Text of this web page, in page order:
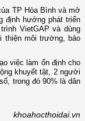
TP Hòa Bình và mở
định hướng phát triển
VietGAP và dùng
thiện môi trường, bảo
việc làm ổn định cho
khuyết tật, 2 người
trong đó 90% là dân
khoahocthoidai.vn